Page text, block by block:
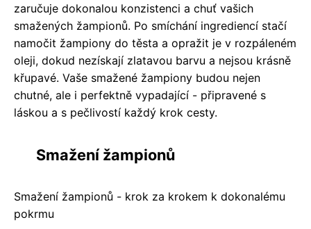
zaručuje dokonalou konzistenci a chuť vašich
smažených žampionů. Po smíchání ingrediencí stačí
namočit žampiony do těsta a opražit je v rozpáleném
oleji, dokud nezískají zlatavou barvu a nejsou krásně
křupavé. Vaše smažené žampiony budou nejen
chutné, ale i perfektně vypadající - připravené s
láskou a s pečlivostí každý krok cesty.
Smažení žampionů
Smažení žampionů - krok za krokem k dokonalému
pokrmu